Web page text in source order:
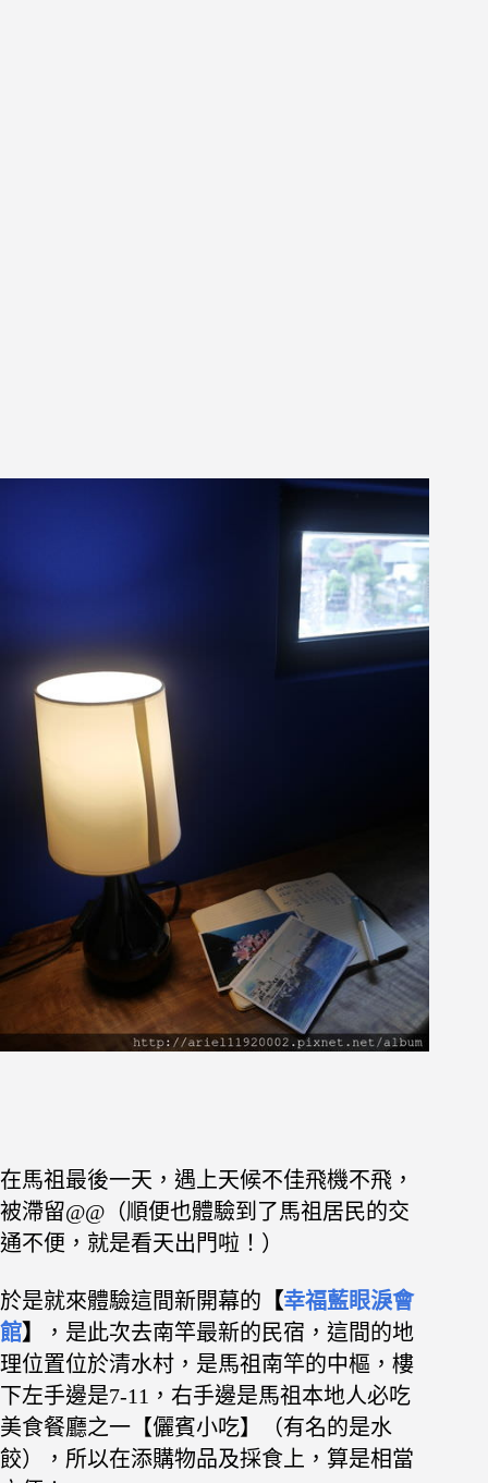
在馬祖最後一天，遇上天候不佳飛機不飛，
被滯留@@（順便也體驗到了馬祖居民的交
通不便，就是看天出門啦！）
於是就來體驗這間新開幕的 【幸福藍眼淚會
館】
，是此次去南竿最新的民宿，這間的地
理位置位於清水村，是馬祖南竿的中樞，樓
下左手邊是7-11，右手邊是馬祖本地人必吃
美食餐廳之一【儷賓小吃】（有名的是水
餃），所以在添購物品及採食上，算是相當